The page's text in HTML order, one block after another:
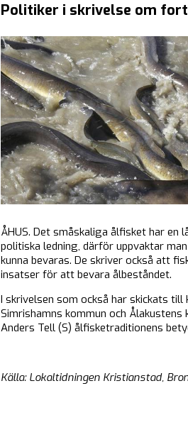
Politiker i skrivelse om
ÅHUS. Det småskaliga ålfisket har
politiska ledning, därför uppvaktar
kunna bevaras. De skriver också att
insatser för att bevara ålbeståndet.
I skrivelsen som också har skickats till
Simrishamns kommun och
Anders Tell (S) ålfisketraditionens
Källa: Lokaltidningen Kristianstad,